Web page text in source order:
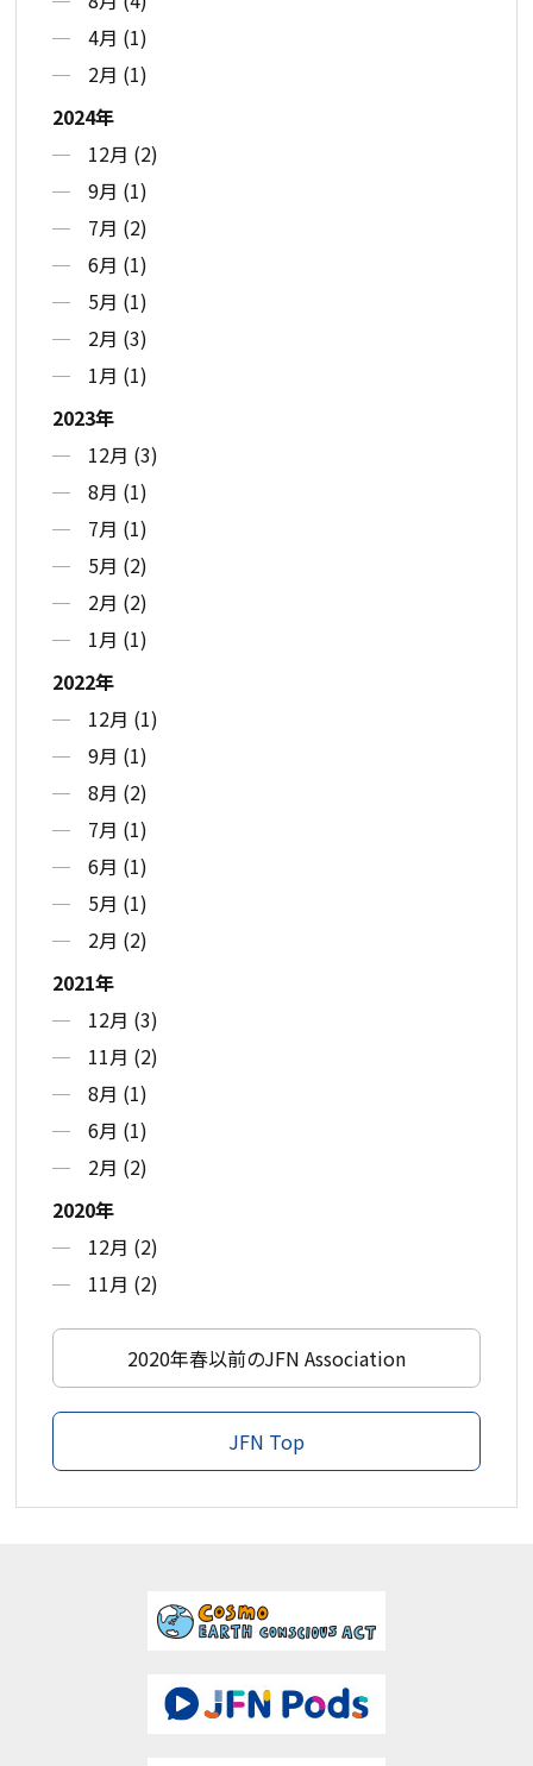
4月 (1)
2月 (1)
2024年
12月 (2)
9月 (1)
7月 (2)
6月 (1)
5月 (1)
2月 (3)
1月 (1)
2023年
12月 (3)
8月 (1)
7月 (1)
5月 (2)
2月 (2)
1月 (1)
2022年
12月 (1)
9月 (1)
8月 (2)
7月 (1)
6月 (1)
5月 (1)
2月 (2)
2021年
12月 (3)
11月 (2)
8月 (1)
6月 (1)
2月 (2)
2020年
12月 (2)
11月 (2)
2020年春以前のJFN Association
JFN Top